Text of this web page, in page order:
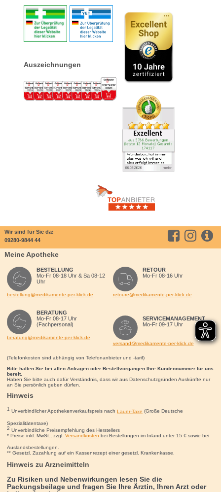
Auszeichnungen
Wir sind für Sie da:
09280-9844 44
Meine Apotheke
BESTELLUNG
Mo-Fr 08-18 Uhr & Sa 08-12
Uhr
bestellung@medikamente-per-klick.de
BERATUNG
Mo-Fr 08-17 Uhr
(Fachpersonal)
beratung@medikamente-per-klick.de
RETOUR
Mo-Fr 08-16 Uhr
retoure@medikamente-per-klick.de
SERVICEMANAGEMENT
Mo-Fr 09-17 Uhr
versand@medikamente-per-klick.de
(Telefonkosten sind abhängig von Telefonanbieter und -tarif)
Bitte halten Sie bei allen Anfragen oder Bestellvorgängen Ihre Kundennummer für uns
bereit.
Haben Sie bitte auch dafür Verständnis, dass wir aus Datenschutzgründen Auskünfte nur
an Sie persönlich geben dürfen.
Hinweis
1 Unverbindlicher Apothekenverkaufspreis nach Lauer-Taxe (Große Deutsche
Spezialitätentaxe)
2 Unverbindliche Preisempfehlung des Herstellers
* Preise inkl. MwSt., zzgl. Versandkosten bei Bestellungen im Inland unter 15 €sowie bei
Auslandsbestellungen.
** Gesetzl. Zuzahlung auf ein Kassenrezept einer gesetzl. Krankenkasse.
Hinweis zu Arzneimitteln
Zu Risiken und Nebenwirkungen lesen Sie die
Packungsbeilage und fragen Sie Ihre Ärztin, Ihren Arzt oder